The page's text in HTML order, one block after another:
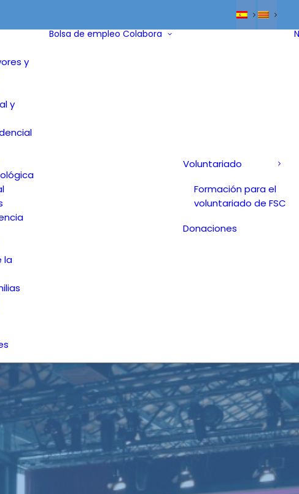
y
y
la
Bolsa de empleo Colabora
Voluntariado
Formación para el
voluntariado de FSC
Donaciones